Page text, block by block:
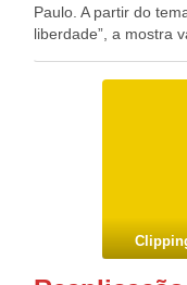
Paulo. A partir do
liberdade”, a mostra
musicais, histórias e